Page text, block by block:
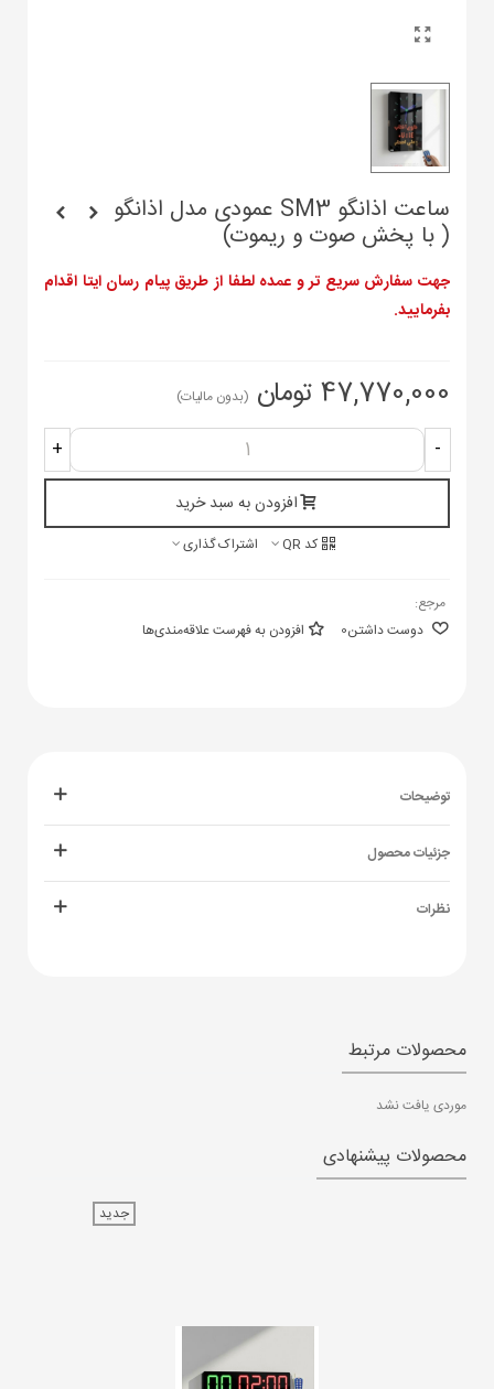
ساعت اذانگو SM3 عمودی مدل اذانگو
( با پخش صوت و ریموت)
جهت سفارش سریع تر و عمده لطفا از طریق پیام رسان ایتا اقدام
بفرمایید.
47,770,000 تومان (بدون مالیات)
-
+
افزودن به سبد خرید
کد QR اشتراک گذاری
مرجع:
دوست داشتن0 افزودن به فهرست علاقه‌مندی‌ها
توضیحات
جزئیات محصول
نظرات
محصولات مرتبط
موردی یافت نشد
محصولات پیشنهادی
جدید